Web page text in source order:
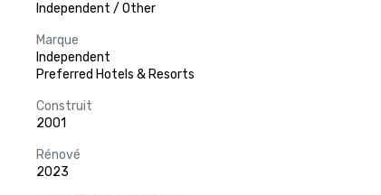
Independent / Other
Marque
Independent
Preferred Hotels & Resorts
Construit
2001
Rénové
2023